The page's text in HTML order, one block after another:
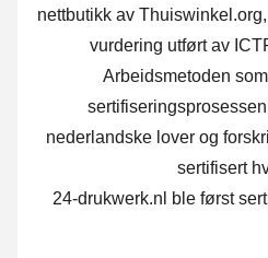
nettbutikk av
vurdering utført av
Arbeidsmetoden
nederlandske lover og
sertifisert
24-drukwerk.nl ble først